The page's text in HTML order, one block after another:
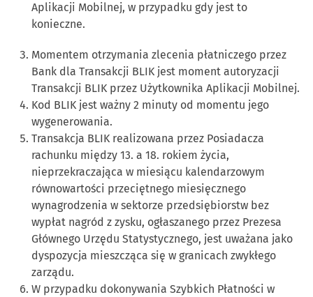
Aplikacji Mobilnej, w przypadku gdy jest to
konieczne.
Momentem otrzymania zlecenia płatniczego przez
Bank dla Transakcji BLIK jest moment autoryzacji
Transakcji BLIK przez Użytkownika Aplikacji Mobilnej.
Kod BLIK jest ważny 2 minuty od momentu jego
wygenerowania.
Transakcja BLIK realizowana przez Posiadacza
rachunku między 13. a 18. rokiem życia,
nieprzekraczająca w miesiącu kalendarzowym
równowartości przeciętnego miesięcznego
wynagrodzenia w sektorze przedsiębiorstw bez
wypłat nagród z zysku, ogłaszanego przez Prezesa
Głównego Urzędu Statystycznego, jest uważana jako
dyspozycja mieszcząca się w granicach zwykłego
zarządu.
W przypadku dokonywania Szybkich Płatności w